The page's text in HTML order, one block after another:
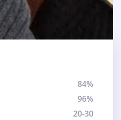
84%
96%
20-30